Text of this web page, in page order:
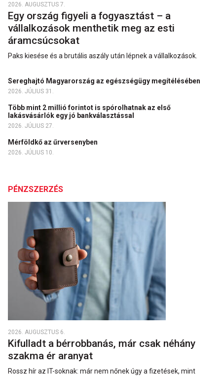
2026. AUGUSZTUS 7.
Egy ország figyeli a fogyasztást – a
vállalkozások menthetik meg az esti
áramcsúcsokat
Paks kiesése és a brutális aszály után lépnek a vállalkozások.
Sereghajtó Magyarország az egészségügy megítélésében
2026. JÚLIUS 31.
Több mint 2 millió forintot is spórolhatnak az első
lakásvásárlók egy jó bankválasztással
2026. JÚLIUS 27.
Mérföldkő az űrversenyben
2026. JÚLIUS 10.
PÉNZSZERZÉS
2026. AUGUSZTUS 6.
Kifulladt a bérrobbanás, már csak néhány
szakma ér aranyat
Rossz hír az IT-soknak: már nem nőnek úgy a fizetések, mint